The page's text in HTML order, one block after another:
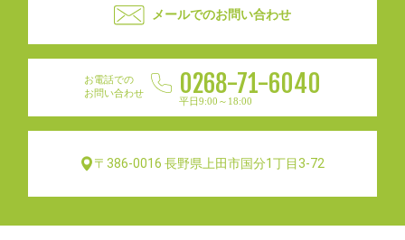
メールでのお問い合わせ
お電話での
お問い合わせ
0268-71-6040
平日9:00～18:00
〒386-0016 長野県上田市国分1丁目3-72